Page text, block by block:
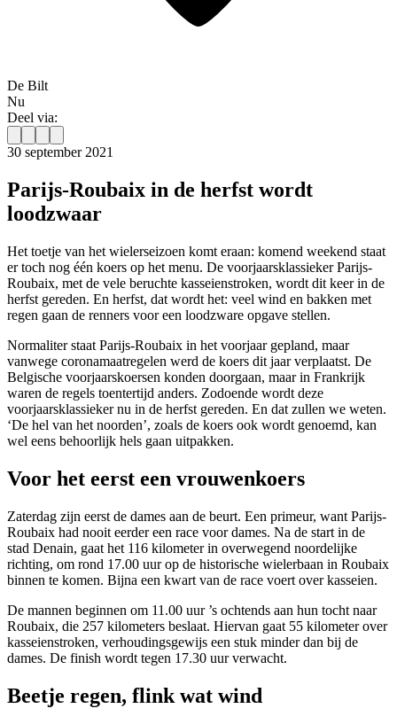
De Bilt
Nu
Deel via:
30 september 2021
Parijs-Roubaix in de herfst wordt
loodzwaar
Het toetje van het wielerseizoen komt eraan: komend weekend staat
er toch nog één koers op het menu. De voorjaarsklassieker Parijs-
Roubaix, met de vele beruchte kasseienstroken, wordt dit keer in de
herfst gereden. En herfst, dat wordt het: veel wind en bakken met
regen gaan de renners voor een loodzware opgave stellen.
Normaliter staat Parijs-Roubaix in het voorjaar gepland, maar
vanwege coronamaatregelen werd de koers dit jaar verplaatst. De
Belgische voorjaarskoersen konden doorgaan, maar in Frankrijk
waren de regels toentertijd anders. Zodoende wordt deze
voorjaarsklassieker nu in de herfst gereden. En dat zullen we weten.
‘De hel van het noorden’, zoals de koers ook wordt genoemd, kan
wel eens behoorlijk hels gaan uitpakken.
Voor het eerst een vrouwenkoers
Zaterdag zijn eerst de dames aan de beurt. Een primeur, want Parijs-
Roubaix had nooit eerder een race voor dames. Na de start in de
stad Denain, gaat het 116 kilometer in overwegend noordelijke
richting, om rond 17.00 uur op de historische wielerbaan in Roubaix
binnen te komen. Bijna een kwart van de race voert over kasseien.
De mannen beginnen om 11.00 uur ’s ochtends aan hun tocht naar
Roubaix, die 257 kilometers beslaat. Hiervan gaat 55 kilometer over
kasseienstroken, verhoudingsgewijs een stuk minder dan bij de
dames. De finish wordt tegen 17.30 uur verwacht.
Beetje regen, flink wat wind